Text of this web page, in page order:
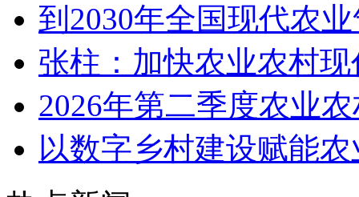
到2030年全国现代农
张柱：加快农业农村
2026年第二季度农业
以数字乡村建设赋能